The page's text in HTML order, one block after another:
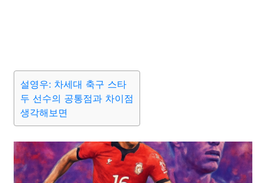
설영우: 차세대 축구 스타
두 선수의 공통점과 차이점
생각해보면